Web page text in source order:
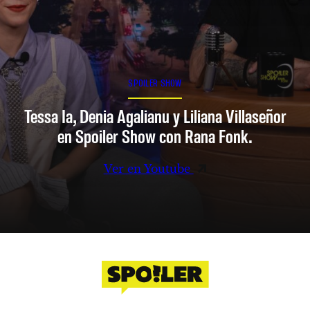
SPOILER SHOW
Tessa Ia, Denia Agalianu y Liliana Villaseñor
en Spoiler Show con Rana Fonk.
Ver en Youtube